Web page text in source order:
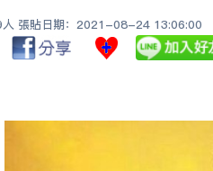
人 張貼日期：2021-08-24 13:06:00